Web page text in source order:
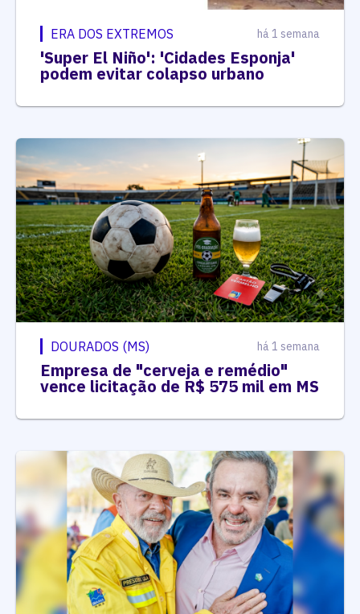
ERA DOS EXTREMOS há 1 semana
'Super El Niño': 'Cidades Esponja'
podem evitar colapso urbano
DOURADOS (MS) há 1 semana
Empresa de "cerveja e remédio"
vence licitação de R$ 575 mil em MS